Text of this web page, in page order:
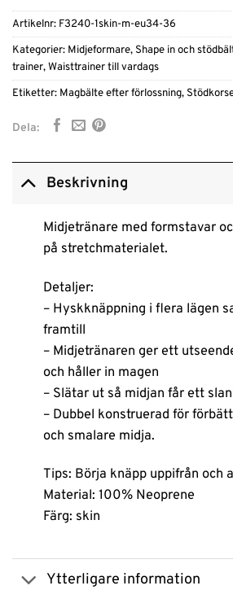
Artikelnr: F3240-1skin-m-eu34-36
Kategorier: Midjeformare, Shape in och
trainer,Waisttrainer till vardags
Etiketter: Magbälte efter förlossning,
Dela:
Beskrivning
Midjetränare med formstavar
på stretchmaterialet.
Detaljer:
– Hyskknäppning i flera lägen
framtill
– Midjetränaren ger ett
och håller in magen
– Slätar ut så midjan får ett
– Dubbel konstruerad för
och smalare midja.
Tips: Börja knäpp uppifrån och
Material: 100% Neoprene
Färg: skin
Ytterligare information